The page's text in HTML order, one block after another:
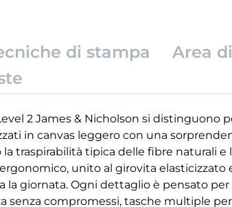
di stampa
Area
2 James & Nicholson si distinguono
in canvas leggero con una
la traspirabilità tipica delle fibre naturali
unito al girovita elasticizzato
giornata. Ogni dettaglio è pensato per
senza compromessi, tasche multiple